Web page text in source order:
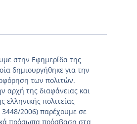
στην Εφημερίδα της
δημιουργήθηκε για την
των πολιτών.
αρχή της διαφάνειας και
ελληνικής πολιτείας
2006) παρέχουμε σε
πρόσωπα πρόσβαση στα